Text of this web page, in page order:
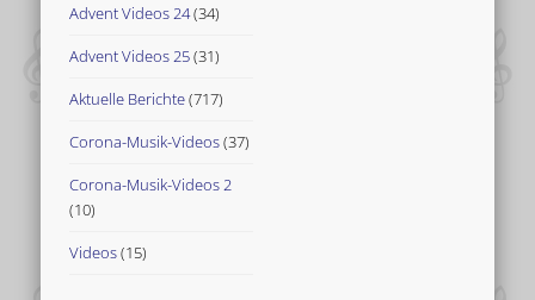
Advent Videos 24(34)
Advent Videos 25(31)
Aktuelle Berichte(717)
Corona-Musik-Videos(37)
Corona-Musik-Videos 2
(10)
Videos(15)